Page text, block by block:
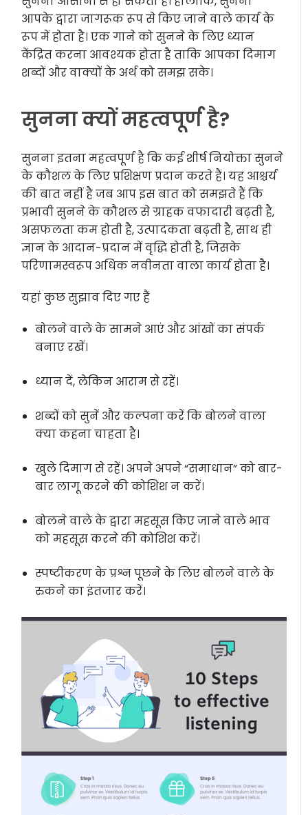
आपके द्वारा जागरूक रूप से किए जाने वाले कार्य के
रूप में होता है। एक गाने को सुनने के लिए ध्यान
केंद्रित करना आवश्यक होता है ताकि आपका दिमाग
शब्दों और वाक्यों के अर्थ को समझ सके।
सुनना क्यों महत्वपूर्ण है?
सुनना इतना महत्वपूर्ण है कि कई शीर्ष नियोक्ता सुनने
के कौशल के लिए प्रशिक्षण प्रदान करते हैं। यह आश्चर्य
की बात नहीं है जब आप इस बात को समझते हैं कि
प्रभावी सुनने के कौशल से ग्राहक वफादारी बढ़ती है,
असफलता कम होती है, उत्पादकता बढ़ती है, साथ ही
ज्ञान के आदान-प्रदान में वृद्धि होती है, जिसके
परिणामस्वरूप अधिक नवीनता वाला कार्य होता है।
यहां कुछ सुझाव दिए गए हैं
बोलने वाले के सामने आएं और आंखों का संपर्क
बनाए रखें।
ध्यान दें, लेकिन आराम से रहें।
शब्दों को सुनें और कल्पना करें कि बोलने वाला
क्या कहना चाहता है।
खुले दिमाग से रहें। अपने अपने “समाधान” को बार-
बार लागू करने की कोशिश न करें।
बोलने वाले के द्वारा महसूस किए जाने वाले भाव
को महसूस करने की कोशिश करें।
स्पष्टीकरण के प्रश्न पूछने के लिए बोलने वाले के
रुकने का इंतजार करें।